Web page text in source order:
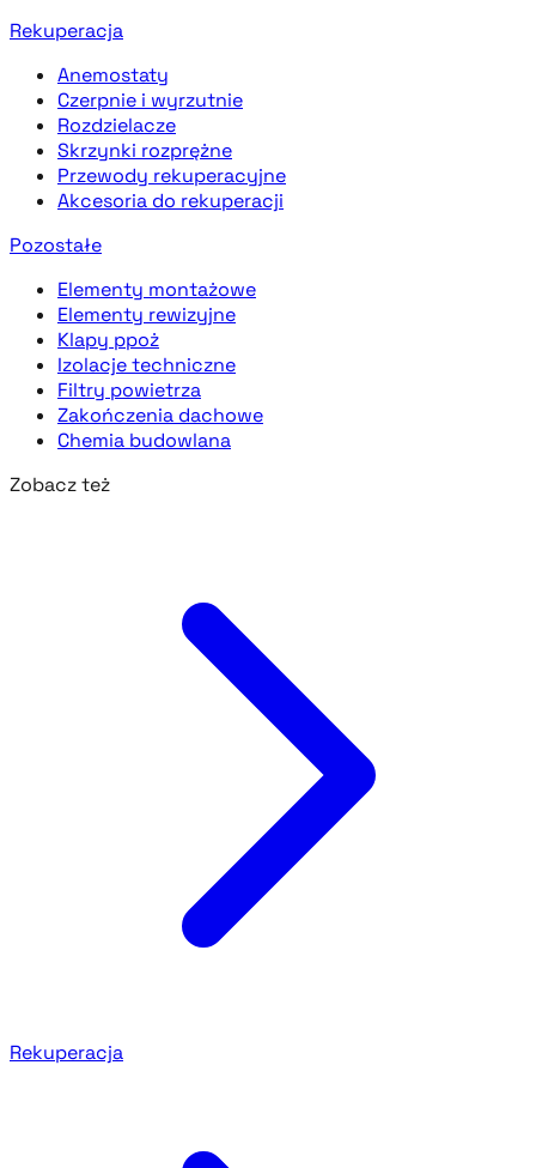
Rekuperacja
Anemostaty
Czerpnie i wyrzutnie
Rozdzielacze
Skrzynki rozprężne
Przewody rekuperacyjne
Akcesoria do rekuperacji
Pozostałe
Elementy montażowe
Elementy rewizyjne
Klapy ppoż
Izolacje techniczne
Filtry powietrza
Zakończenia dachowe
Chemia budowlana
Zobacz też
Rekuperacja